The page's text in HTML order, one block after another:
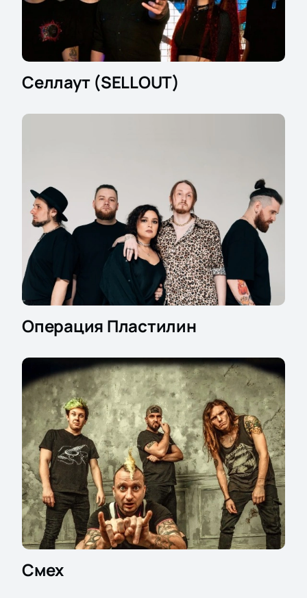
Селлаут (SELLOUT)
Операция Пластилин
Смех